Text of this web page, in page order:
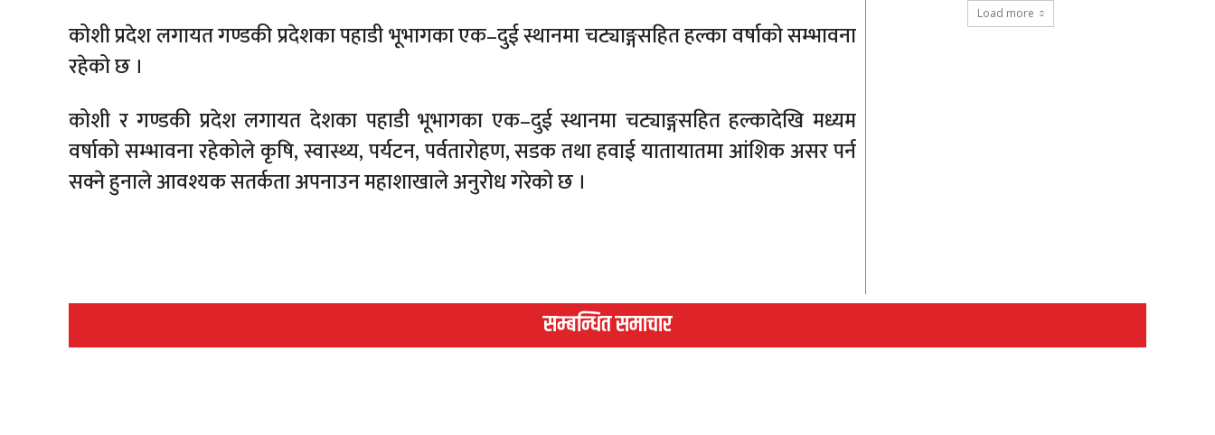
कोशी प्रदेश लगायत गण्डकी प्रदेशका पहाडी भूभागका एक–दुई स्थानमा चट्याङ्गसहित हल्का वर्षाको सम्भावना
रहेको छ ।
कोशी र गण्डकी प्रदेश लगायत देशका पहाडी भूभागका एक–दुई स्थानमा चट्याङ्गसहित हल्कादेखि मध्यम
वर्षाको सम्भावना रहेकोले कृषि, स्वास्थ्य, पर्यटन, पर्वतारोहण, सडक तथा हवाई यातायातमा आंशिक असर पर्न
सक्ने हुनाले आवश्यक सतर्कता अपनाउन महाशाखाले अनुरोध गरेको छ ।
Load more
सम्बन्धित समाचार